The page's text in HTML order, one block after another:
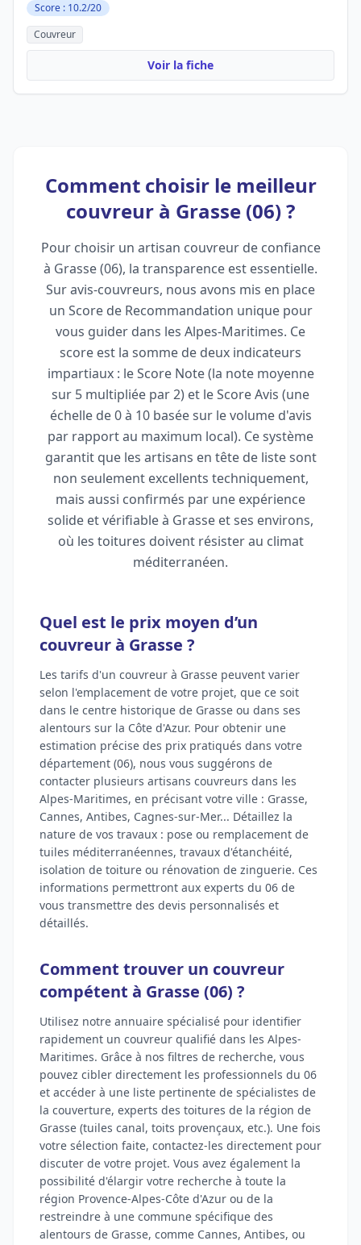
Score : 10.2/20
Couvreur
Voir la fiche
Comment choisir le meilleur
couvreur à Grasse (06) ?
Pour choisir un artisan couvreur de confiance
à Grasse (06), la transparence est essentielle.
Sur avis-couvreurs, nous avons mis en place
un Score de Recommandation unique pour
vous guider dans les Alpes-Maritimes. Ce
score est la somme de deux indicateurs
impartiaux : le Score Note (la note moyenne
sur 5 multipliée par 2) et le Score Avis (une
échelle de 0 à 10 basée sur le volume d'avis
par rapport au maximum local). Ce système
garantit que les artisans en tête de liste sont
non seulement excellents techniquement,
mais aussi confirmés par une expérience
solide et vérifiable à Grasse et ses environs,
où les toitures doivent résister au climat
méditerranéen.
Quel est le prix moyen d’un
couvreur à Grasse ?
Les tarifs d'un couvreur à Grasse peuvent varier
selon l'emplacement de votre projet, que ce soit
dans le centre historique de Grasse ou dans ses
alentours sur la Côte d'Azur. Pour obtenir une
estimation précise des prix pratiqués dans votre
département (06), nous vous suggérons de
contacter plusieurs artisans couvreurs dans les
Alpes-Maritimes, en précisant votre ville : Grasse,
Cannes, Antibes, Cagnes-sur-Mer... Détaillez la
nature de vos travaux : pose ou remplacement de
tuiles méditerranéennes, travaux d'étanchéité,
isolation de toiture ou rénovation de zinguerie. Ces
informations permettront aux experts du 06 de
vous transmettre des devis personnalisés et
détaillés.
Comment trouver un couvreur
compétent à Grasse (06) ?
Utilisez notre annuaire spécialisé pour identifier
rapidement un couvreur qualifié dans les Alpes-
Maritimes. Grâce à nos filtres de recherche, vous
pouvez cibler directement les professionnels du 06
et accéder à une liste pertinente de spécialistes de
la couverture, experts des toitures de la région de
Grasse (tuiles canal, toits provençaux, etc.). Une fois
votre sélection faite, contactez-les directement pour
discuter de votre projet. Vous avez également la
possibilité d'élargir votre recherche à toute la
région Provence-Alpes-Côte d'Azur ou de la
restreindre à une commune spécifique des
alentours de Grasse, comme Cannes, Antibes, ou